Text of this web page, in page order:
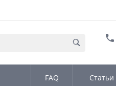
FAQ Статьи